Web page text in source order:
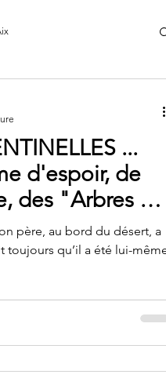
...
d'espoir, de
père, au bord du désert, a